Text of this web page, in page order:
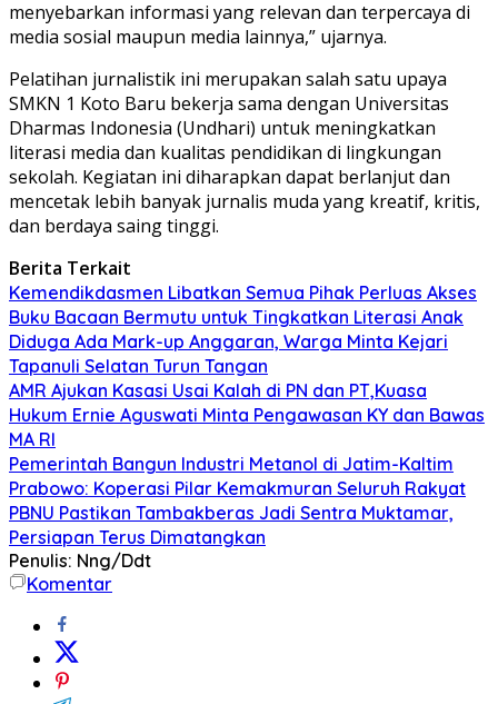
menyebarkan informasi yang relevan dan terpercaya di
media sosial maupun media lainnya,” ujarnya.
Pelatihan jurnalistik ini merupakan salah satu upaya
SMKN 1 Koto Baru bekerja sama dengan Universitas
Dharmas Indonesia (Undhari) untuk meningkatkan
literasi media dan kualitas pendidikan di lingkungan
sekolah. Kegiatan ini diharapkan dapat berlanjut dan
mencetak lebih banyak jurnalis muda yang kreatif, kritis,
dan berdaya saing tinggi.
Berita Terkait
Kemendikdasmen Libatkan Semua Pihak Perluas Akses
Buku Bacaan Bermutu untuk Tingkatkan Literasi Anak
Diduga Ada Mark-up Anggaran, Warga Minta Kejari
Tapanuli Selatan Turun Tangan
AMR Ajukan Kasasi Usai Kalah di PN dan PT,Kuasa
Hukum Ernie Aguswati Minta Pengawasan KY dan Bawas
MA RI
Pemerintah Bangun Industri Metanol di Jatim-Kaltim
Prabowo: Koperasi Pilar Kemakmuran Seluruh Rakyat
PBNU Pastikan Tambakberas Jadi Sentra Muktamar,
Persiapan Terus Dimatangkan
Penulis: Nng/Ddt
Komentar